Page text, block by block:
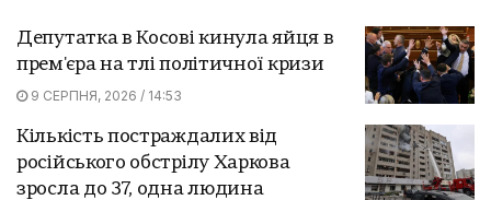
Депутатка в Косові кинула яйця в
прем'єра на тлі політичної кризи
9 СЕРПНЯ, 2026 / 14:53
Кількість постраждалих від
російського обстрілу Харкова
зросла до 37, одна людина